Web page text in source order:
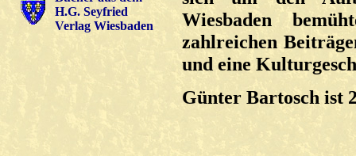
H.G. Seyfried
Verlag Wiesbaden
Wiesbaden
zahlreichen
und eine
Günter Bartosch ist